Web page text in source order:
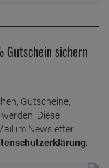
sichern
Gutscheine,
Diese
im Newsletter